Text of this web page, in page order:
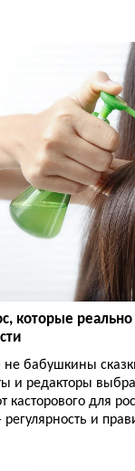
которые
бабушкины
и редакторы
касторового для
и